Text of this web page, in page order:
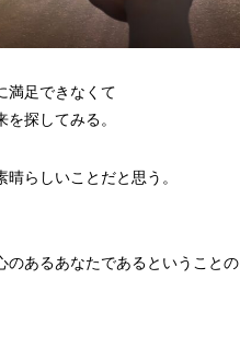
満足できなくて
を探してみる。
晴らしいことだと思う。
のあるあなたであるということの